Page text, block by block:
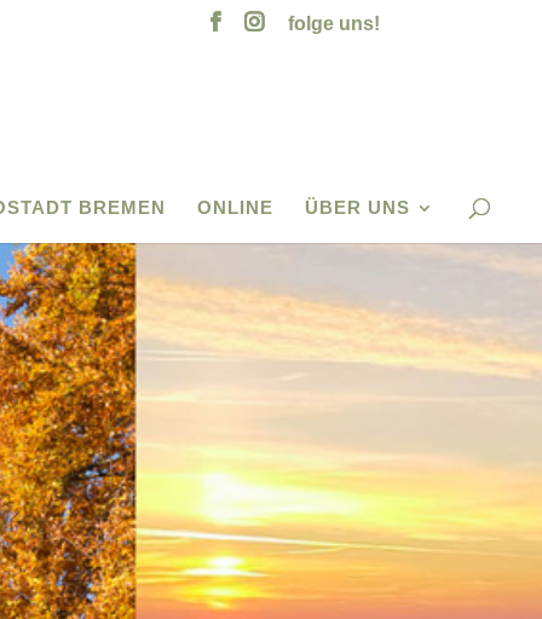
folge uns!
BREMEN ONLINE ÜBER UNS